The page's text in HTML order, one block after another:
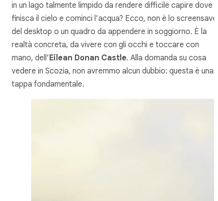
in un lago talmente limpido da rendere difficile capire dove
finisca il cielo e cominci l’acqua? Ecco, non è lo
del desktop o un quadro da appendere in soggiorno. È la
realtà concreta, da vivere con gli occhi e toccare con
mano, dell’Eilean Donan Castle. Alla domanda su cosa
vedere in Scozia, non avremmo alcun dubbio: questa è una
tappa fondamentale.